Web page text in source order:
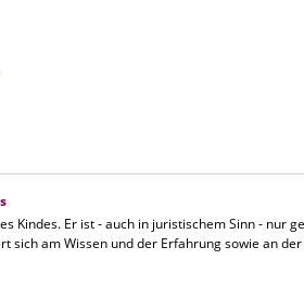
Kindes. Er ist - auch in juristischem Sinn - nur
am Wissen und der Erfahrung sowie an